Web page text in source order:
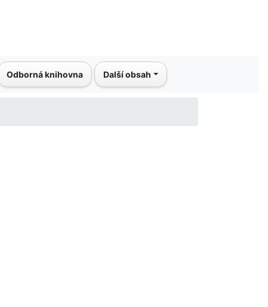
Odborná knihovna Další obsah